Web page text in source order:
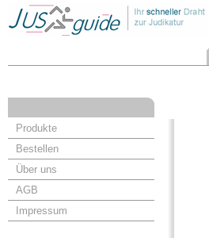
Produkte
Bestellen
Über uns
AGB
Impressum